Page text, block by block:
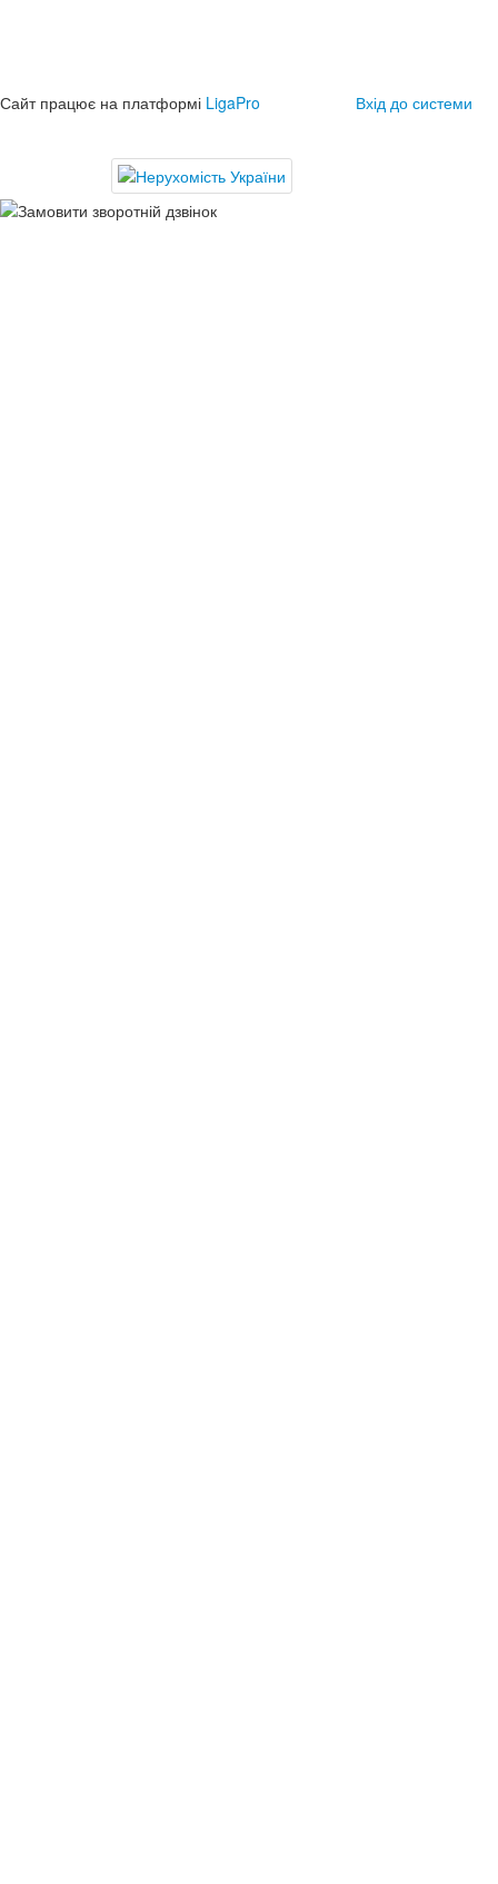
Сайт працює на платформі LigaPro Вхід до системи